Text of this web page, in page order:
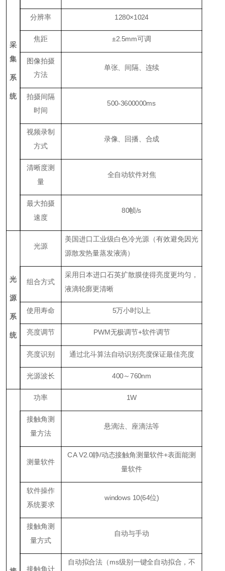
采
集
系
统
分辨率 1280×1024
焦距 ±2 .5mm可调
图像拍摄
方法
单张、间隔、连续
拍摄间隔
时间
500-3600000ms
视频录制
方式
录像、回播、合成
清晰度测
量
全自动软件对焦
最大拍摄
速度
80帧/s
光
源
系
统
光源
美国进口工业级白色冷光源（有效避免因光
源散发热量蒸发液滴）
组合方式
采用日本进口石英扩散膜使得亮度更均匀，
液滴轮廓更清晰
使用寿命 5万小时以上
亮度调节 PWM无极调节+软件调节
亮度识别 通过北斗算法自动识别亮度保证最佳亮度
光源波长 400～760nm
功率 1W
接触角测
量方法
悬滴法、座滴法等
测量软件
CA V2.0静/动态接触角测量软件+表面能测
量软件
软件操作
系统要求
windows 10(64位)
接触角测
量方式
自动与手动
接触角计
自动拟合法（ms级别一键全自动拟合，不